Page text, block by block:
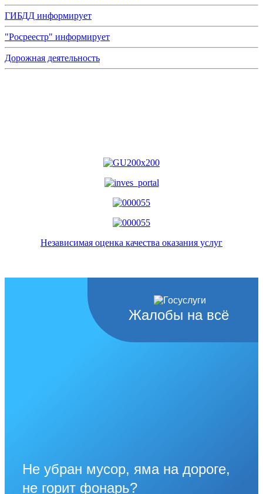
ГИБДД информирует
"Росреестр" информирует
Дорожная деятельность
Независимая оценка качества оказания услуг
Жалобы на всё
Не убран мусор, яма на дороге,
не горит фонарь?